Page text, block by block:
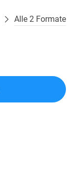
Alle 2 Formate